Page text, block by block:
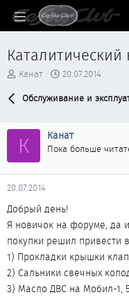
А
т
е
м
ы
Канат
Д
т
а
ч
л
20.07.2014
Обслуживание и
К Канат
Пока больше
20.07.2014
Добрый день!
Я новичок на форуме, да
покупки решил привести
1) Прокладки крышки
2) Сальники свечных
3) Масло ДВС на Мобил-1,